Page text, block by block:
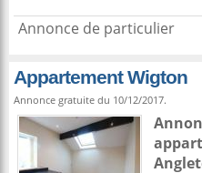
Annonce de particulier
Appartement Wigton
Annonce gratuite du 10/12/2017.